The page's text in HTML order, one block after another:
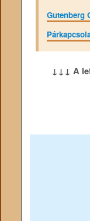
Gutenberg
↓↓↓ A